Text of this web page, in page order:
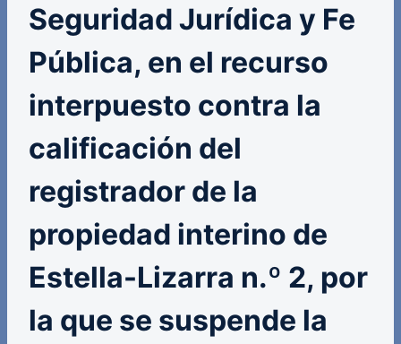
Seguridad Jurídica y Fe
Pública, en el recurso
interpuesto contra la
calificación del
registrador de la
propiedad interino de
Estella-Lizarra n.º 2, por
la que se suspende la